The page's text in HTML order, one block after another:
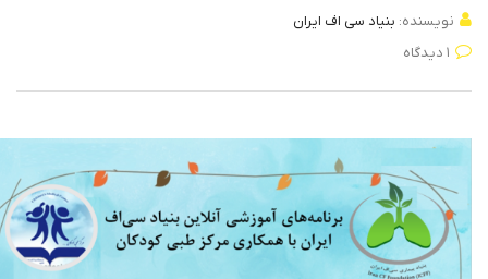
نویسنده: بنیاد سی اف ایران
۱ دیدگاه